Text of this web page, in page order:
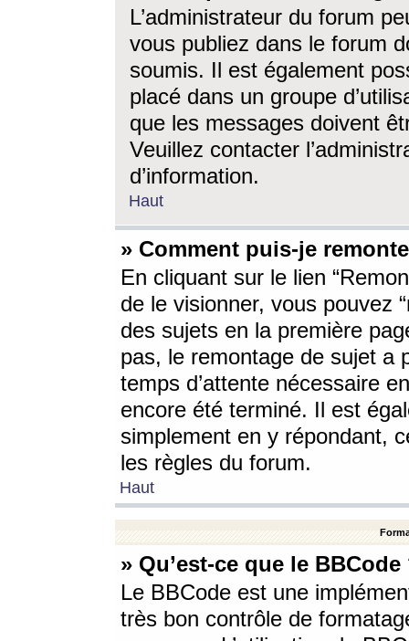
L’administrateur du forum
vous publiez dans le forum
soumis. Il est également
placé dans un groupe
que les messages doivent
Veuillez contacter
d’information.
Haut
» Comment puis-je
En cliquant sur le lien
de le visionner, vous pouvez
des sujets en la première
pas, le remontage de sujet a
temps d’attente nécessaire
encore été terminé. Il est
simplement en y répondant,
les règles du forum.
Haut
» Qu’est-ce que le BBCode
Le BBCode est une
très bon contrôle de